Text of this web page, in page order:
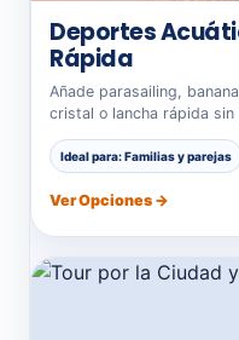
Deportes
Rápida
Añade parasailing,
cristal o lancha rápida
Ideal para: Familias y parejas
Ver Opciones →